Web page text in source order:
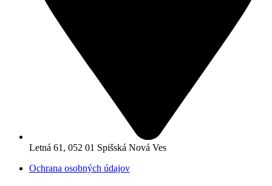
Letná 61, 052 01 Spišská Nová Ves
Ochrana osobných údajov